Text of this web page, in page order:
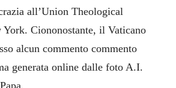
all’Union Theological
York. Ciononostante, il Vaticano
alcun commento commento
generata online dalle foto A.I.